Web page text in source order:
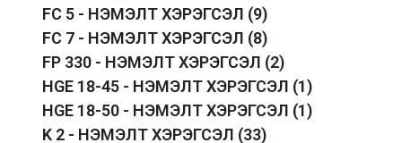
FC 5 - НЭМЭЛТ ХЭРЭГСЭЛ (9)
FC 7 - НЭМЭЛТ ХЭРЭГСЭЛ (8)
FP 330 - НЭМЭЛТ ХЭРЭГСЭЛ (2)
HGE 18-45 - НЭМЭЛТ ХЭРЭГСЭЛ (1)
HGE 18-50 - НЭМЭЛТ ХЭРЭГСЭЛ (1)
K 2 - НЭМЭЛТ ХЭРЭГСЭЛ (33)